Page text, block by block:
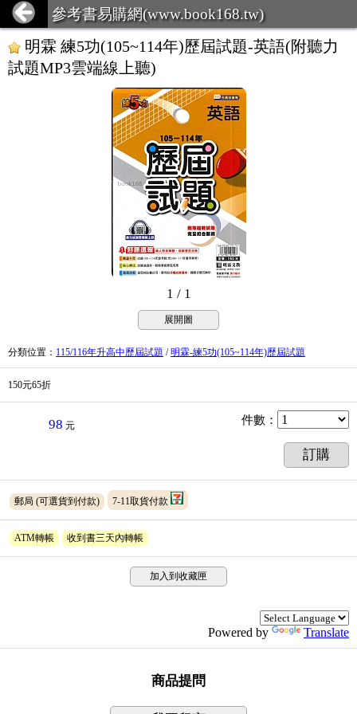
參考書易購網(www.book168.tw)
明霖 練5功(105~114年)歷屆試題-英語(附聽力
試題MP3雲端線上聽)
1 / 1
展開圖
分類位置 ： 115/116年升高中歷屆試題 /明霖-練5功(105~114年)歷屆試題
150元65折
98 元 件數 ：
訂購
郵局 (可選貨到付款) 7-11取貨付款
ATM轉帳 收到書三天內轉帳
加入到收藏匣
Powered by Translate
商品提問